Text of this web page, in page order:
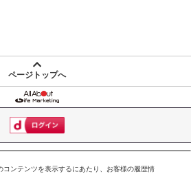
ページトップへ
ンテンツを表示するにあたり、お客様の履歴情